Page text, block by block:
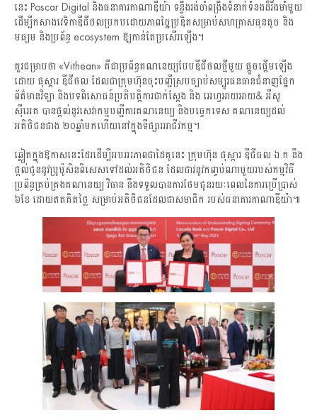
នេះ Poscar Digital និងធនាគារកាណាឌីយ៉ា ទន្ទឹងរង់ចាំពង្រឹងទំនាក់ទំនងដ៏រឹងមាំមួយ
ដើម្បីកសាងវេទិកាឌីជីថលប្រកបដោយភាពច្នៃប្រឌិតសម្រាប់សហគ្រាសធុនតូច និង
មធ្យម និងប្រព័ន្ធ ecosystem ឱ្យកាន់តែប្រសើរឡើង។
គួរជម្រាបថា «Vithean» គឺជាប្រព័ន្ធគណនេយ្យបែបឌីជីថលថ្មីមួយ ផ្ដួចផ្ដើមឡើង
ដោយ ផុស្ការ ឌីជីថល ដែលជាក្រុមហ៊ុនចុះបញ្ជីស្របច្បាប់សម្បូរធនធានជំនាញផ្នែក
ព័ត៌មានវិទ្យា និងបទពិសោធន៍ប្រតិបត្តិការជាក់ស្ដែង និង អេហ្វអាយអាយ& អឺសូ
ស៊ីអេត បានផ្ដល់នូវសេវាកម្មបញ្ជីការគណនេយ្យ និងបច្ចេកទេស គណនេយ្យដល់
អតិថិជនជាង ២០ឆ្នាំមកហើយនៅក្នុងទីផ្សារអាជីវកម្ម។
ឆ្លៀតក្នុងឱកាសនេះដែរដើម្បីអបអរភាពជាដៃគូនេះ ក្រុមហ៊ុន ផុស្ការ ឌីជីធល ឯ.ក នឹង
ផ្តល់ជូននូវប្រូម៉ូសិនពិសេសទៅដល់អតិថិជន ដែលជាវនូវកញ្ចប់ណាមួយរបស់កម្មវិធី
ប្រព័ន្ធគ្រប់គ្រងគណនេយ្យ វិធាន នឹងទទួលបានការថែមជូនរយៈពេលនៃការប្រើប្រាស់
៦ខែ ដោយឥតគិតថ្លៃ សម្រាប់អតិថិជនដែលជាសមាជិក របស់ធនាគារកាណាឌីយ៉ា៕